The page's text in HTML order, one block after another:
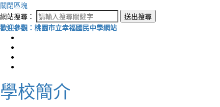
關閉區塊
網站搜尋：
送出搜尋
歡迎參觀：桃園市立幸福國民中學網站
學校簡介